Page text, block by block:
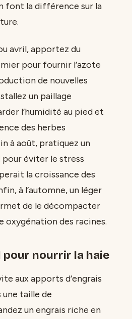
font la différence sur la
avril, apportez du
pour fournir l’azote
de nouvelles
un paillage
l’humidité au pied et
des herbes
à août, pratiquez un
éviter le stress
la croissance des
à l’automne, un léger
de le décompacter
oxygénation des racines.
nourrir la haie
aux apports d’engrais
une taille de
un engrais riche en